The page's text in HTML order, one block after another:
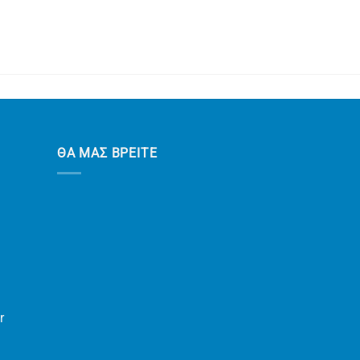
ΘΑ ΜΑΣ ΒΡΕΙΤΕ